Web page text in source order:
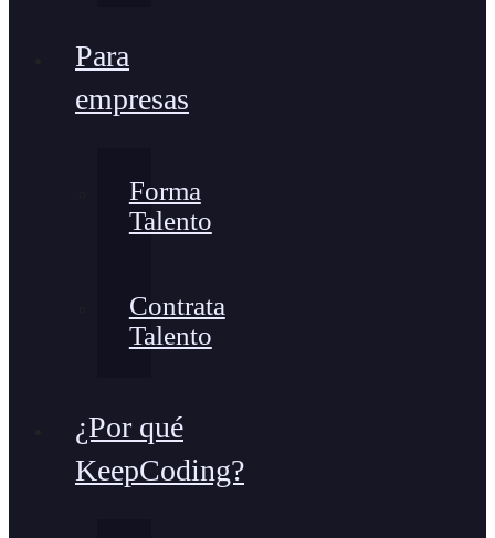
Para
empresas
Forma
Talento
Contrata
Talento
¿Por qué
KeepCoding?